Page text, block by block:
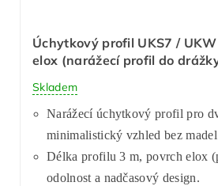
Úchytkový profil UKS7 / UKW
elox (narážecí profil do
Skladem
Narážecí úchytkový profil pro
minimalistický vzhled bez
Délka profilu 3 m, povrch elox
odolnost a nadčasový design.